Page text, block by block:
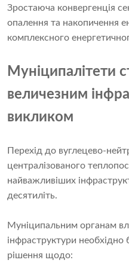
Зростаюча конвергенція
опалення та накопичення
комплексного
Муніципалітети
величезним
викликом
Перехід до вуглецево-
централізованого
найважливіших
десятиліть.
Муніципальним органам
інфраструктури необхідно
рішення щодо: